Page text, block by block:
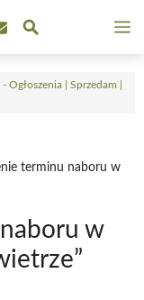
Ogłoszenia | Sprzedam |
terminu naboru w
w